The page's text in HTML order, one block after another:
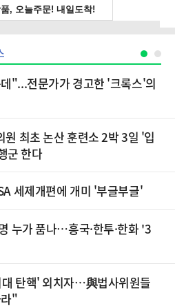
"...전문가가 경고한 '크록스'의
최초 논산 훈련소 2박 3일 '입
군 한다
세제개편에 개미 '부글부글'
누가 품나…흥국·한투·한화 '3
대 탄핵' 외치자…與법사위원들
"